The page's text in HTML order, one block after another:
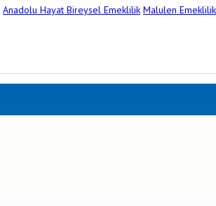
Anadolu Hayat Bireysel Emeklilik Malulen Emeklilik